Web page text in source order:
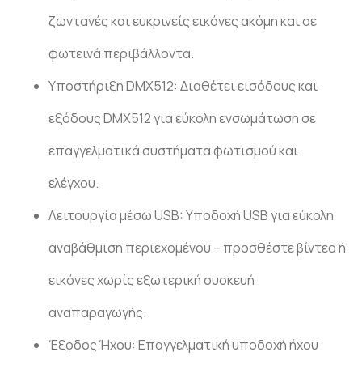
ζωντανές και ευκρινείς εικόνες ακόμη και σε
φωτεινά περιβάλλοντα.
Υποστήριξη DMX512: Διαθέτει εισόδους και
εξόδους DMX512 για εύκολη ενσωμάτωση σε
επαγγελματικά συστήματα φωτισμού και
ελέγχου.
Λειτουργία μέσω USB: Υποδοχή USB για εύκολη
αναβάθμιση περιεχομένου – προσθέστε βίντεο ή
εικόνες χωρίς εξωτερική συσκευή
αναπαραγωγής.
Έξοδος Ήχου: Επαγγελματική υποδοχή ήχου